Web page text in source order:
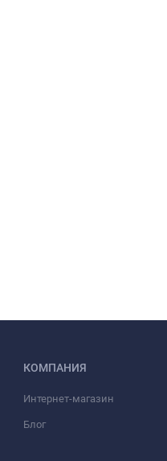
КОМПАНИЯ
Интернет-магазин
Блог